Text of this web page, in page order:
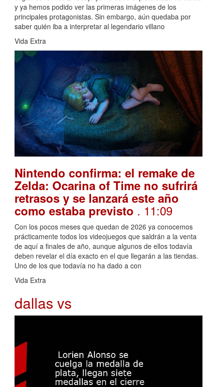
y ya hemos podido ver las primeras imágenes de los
principales protagonistas. Sin embargo, aún quedaba por
saber quién iba a interpretar al legendario villano
Vida Extra
Nintendo confirma: el remake de
Zelda: Ocarina of Time no sufrirá
retrasos y se lanzará este año
como estaba previsto . 11:09
Con los pocos meses que quedan de 2026 ya conocemos
prácticamente todos los videojuegos que saldrán a la venta
de aquí a finales de año, aunque algunos de ellos todavía
deben revelar el día exacto en el que llegarán a las tiendas.
Uno de los que todavía no ha dado a con
Vida Extra
dallas vs